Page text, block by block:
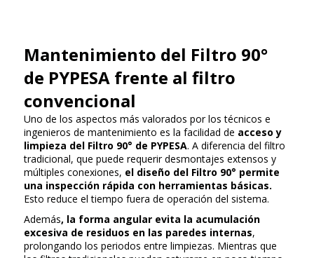
Mantenimiento del Filtro 90°
de PYPESA frente al filtro
convencional
Uno de los aspectos más valorados por los técnicos e
ingenieros de mantenimiento es la facilidad de acceso y
limpieza del Filtro 90° de PYPESA. A diferencia del filtro
tradicional, que puede requerir desmontajes extensos y
múltiples conexiones, el diseño del Filtro 90° permite
una inspección rápida con herramientas básicas.
Esto reduce el tiempo fuera de operación del sistema.
Además, la forma angular evita la acumulación
excesiva de residuos en las paredes internas,
prolongando los periodos entre limpiezas. Mientras que